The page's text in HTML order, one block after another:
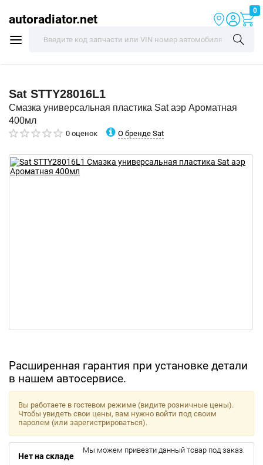
autoradiator.net
0
Sat STTY28016L1
Смазка универсальная пластика Sat аэр Ароматная
400мл
0 оценок О бренде Sat
Расширенная гарантия при установке детали
в нашем автосервисе.
Вы работаете в гостевом режиме (видите розничные цены).
Чтобы увидеть свои цены, вам нужно войти под своим
паролем (или зарегистрироваться).
Нет на складе
Мы можем привезти данный товар под заказ.